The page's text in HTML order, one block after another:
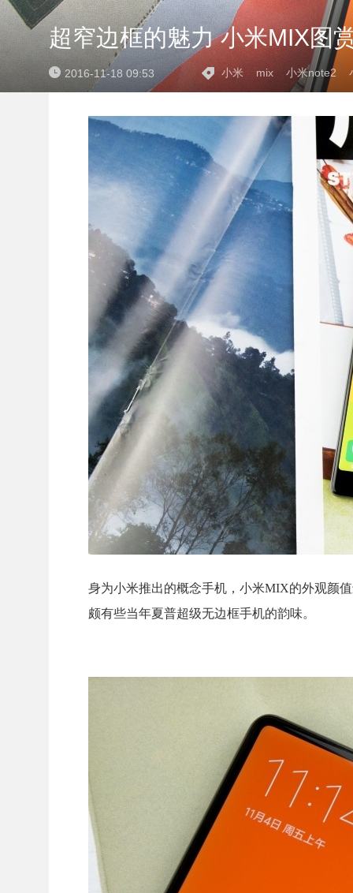
超窄边框的魅力 小米MIX图
2016-11-18 09:53 小米 mix 小米note2
身为小米推出的概念手机，小米MIX的外观颜
颇有些当年夏普超级无边框手机的韵味。